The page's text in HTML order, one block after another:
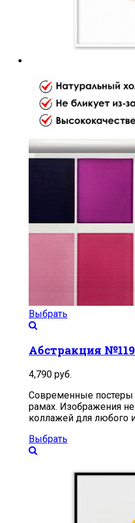
Выбрать
Абстракция №119
4,790 руб.
Современные постеры
рамах. Изображения
коллажей для любого
Выбрать